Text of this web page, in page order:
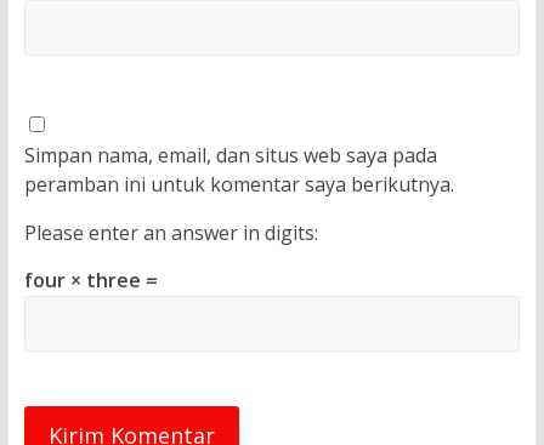
Simpan nama, email, dan situs web saya pada
peramban ini untuk komentar saya berikutnya.
Please enter an answer in digits:
four × three =